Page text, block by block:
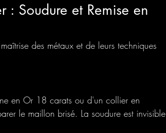
: Soudure et Remise en
des métaux et de leurs techniques
en Or 18 carats ou d'un collier en
le maillon brisé. La soudure est invisible